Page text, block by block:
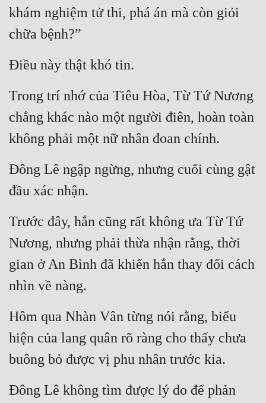
khám nghiệm tử thi, phá án mà còn giỏi
chữa bệnh?”
Điều này thật khó tin.
Trong trí nhớ của Tiêu Hòa, Từ Tứ Nương
chẳng khác nào một người điên, hoàn toàn
không phải một nữ nhân đoan chính.
Đông Lê ngập ngừng, nhưng cuối cùng gật
đầu xác nhận.
Trước đây, hắn cũng rất không ưa Từ Tứ
Nương, nhưng phải thừa nhận rằng, thời
gian ở An Bình đã khiến hắn thay đổi cách
nhìn về nàng.
Hôm qua Nhàn Vân từng nói rằng, biểu
hiện của lang quân rõ ràng cho thấy chưa
buông bỏ được vị phu nhân trước kia.
Đông Lê không tìm được lý do để phản